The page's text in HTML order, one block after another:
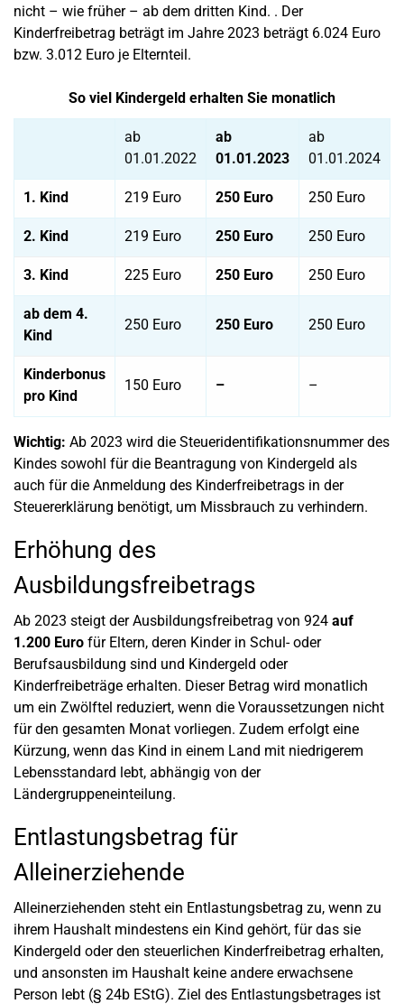
nicht – wie früher – ab dem dritten Kind. . Der
Kinderfreibetrag beträgt im Jahre 2023 beträgt 6.024 Euro
bzw. 3.012 Euro je Elternteil.
So viel Kindergeld erhalten Sie monatlich
ab
01.01.2022
ab
01.01.2023
ab
01.01.2024
1. Kind 219 Euro 250 Euro 250 Euro
2. Kind 219 Euro 250 Euro 250 Euro
3. Kind 225 Euro 250 Euro 250 Euro
ab dem 4.
Kind
250 Euro 250 Euro 250 Euro
Kinderbonus
pro Kind
150 Euro – –
Wichtig: Ab 2023 wird die Steueridentifikationsnummer des
Kindes sowohl für die Beantragung von Kindergeld als
auch für die Anmeldung des Kinderfreibetrags in der
Steuererklärung benötigt, um Missbrauch zu verhindern.
Erhöhung des
Ausbildungsfreibetrags
Ab 2023 steigt der Ausbildungsfreibetrag von 924 auf
1.200 Euro für Eltern, deren Kinder in Schul- oder
Berufsausbildung sind und Kindergeld oder
Kinderfreibeträge erhalten. Dieser Betrag wird monatlich
um ein Zwölftel reduziert, wenn die Voraussetzungen nicht
für den gesamten Monat vorliegen. Zudem erfolgt eine
Kürzung, wenn das Kind in einem Land mit niedrigerem
Lebensstandard lebt, abhängig von der
Ländergruppeneinteilung.
Entlastungsbetrag für
Alleinerziehende
Alleinerziehenden steht ein Entlastungsbetrag zu, wenn zu
ihrem Haushalt mindestens ein Kind gehört, für das sie
Kindergeld oder den steuerlichen Kinderfreibetrag erhalten,
und ansonsten im Haushalt keine andere erwachsene
Person lebt (§ 24b EStG). Ziel des Entlastungsbetrages ist